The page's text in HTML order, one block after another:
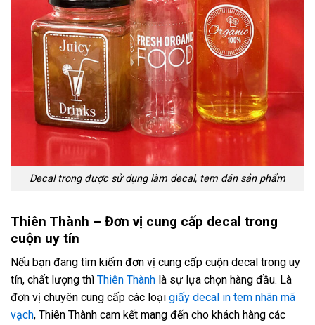
Decal trong được sử dụng làm decal, tem dán sản phẩm
Thiên Thành – Đơn vị cung cấp decal trong
cuộn uy tín
Nếu bạn đang tìm kiếm đơn vị cung cấp cuộn decal trong uy
tín, chất lượng thì Thiên Thành là sự lựa chọn hàng đầu. Là
đơn vị chuyên cung cấp các loại giấy decal in tem nhãn mã
vạch, Thiên Thành cam kết mang đến cho khách hàng các